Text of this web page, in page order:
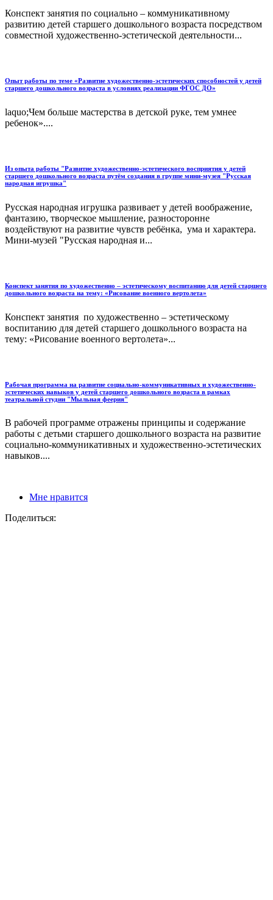
Конспект занятия по социально – коммуникативному
развитию детей старшего дошкольного возраста посредством
совместной художественно-эстетической деятельности...
Опыт работы по теме «Развитие художественно-эстетических способностей у детей
старшего дошкольного возраста в условиях реализации ФГОС ДО»
laquo;Чем больше мастерства в детской руке, тем умнее
ребенок»....
Из опыта работы "Развитие художественно-эстетического восприятия у детей
старшего дошкольного возраста путём создания в группе мини-музея "Русская
народная игрушка"
Русская народная игрушка развивает у детей воображение,
фантазию, творческое мышление, разносторонне
воздействуют на развитие чувств ребёнка, ума и характера.
Мини-музей "Русская народная и...
Конспект занятия по художественно – эстетическому воспитанию для детей старшего
дошкольного возраста на тему: «Рисование военного вертолета»
Конспект занятия по художественно – эстетическому
воспитанию для детей старшего дошкольного возраста на
тему: «Рисование военного вертолета»...
Рабочая программа на развитие социально-коммуникативных и художественно-
эстетических навыков у детей старшего дошкольного возраста в рамках
театральной студии "Мыльная феерия"
В рабочей программе отражены принципы и содержание
работы с детьми старшего дошкольного возраста на развитие
социально-коммуникативных и художественно-эстетических
навыков....
Мне нравится
Поделиться: